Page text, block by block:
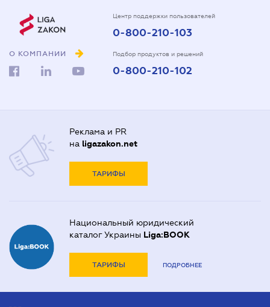
О КОМПАНИИ
Центр поддержки пользователей
0-800-210-103
Подбор продуктов и решений
0-800-210-102
Реклама и PR
на ligazakon.net
ТАРИФЫ
Национальный юридический
каталог Украины Liga:BOOK
ТАРИФЫ ПОДРОБНЕЕ